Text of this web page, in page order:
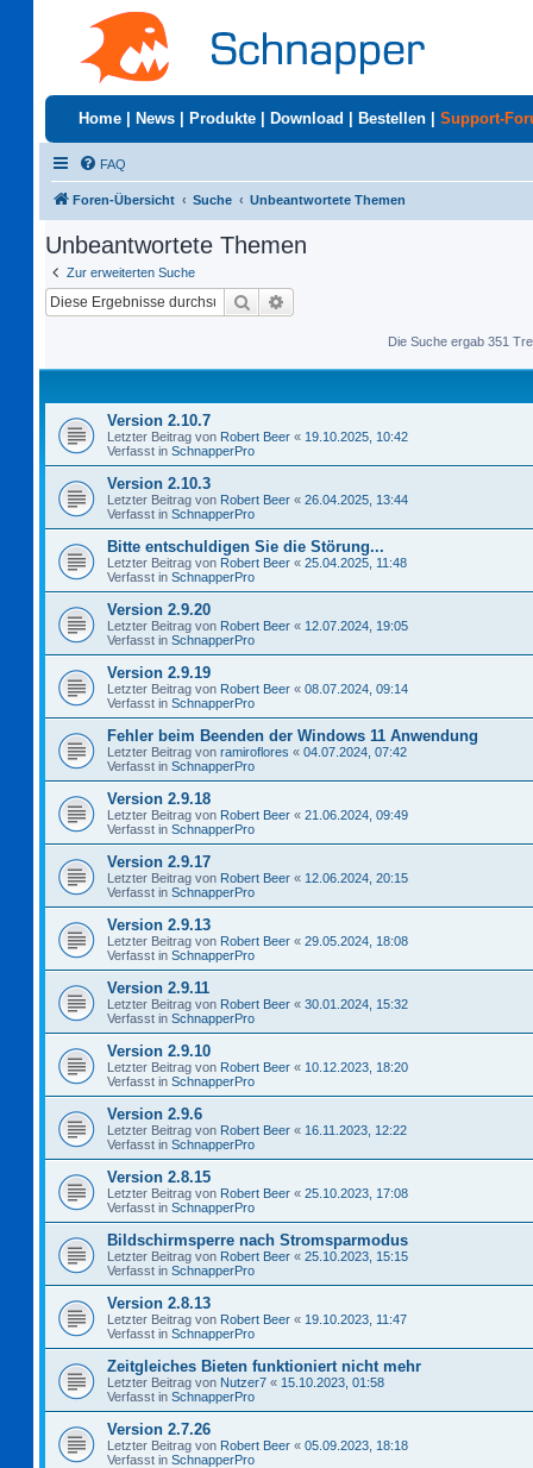
Home News Produkte Download Bestellen Support-
FAQ
Foren-Übersicht Suche Unbeantwortete Themen
Unbeantwortete Themen
Zur erweiterten Suche
Suche
Die Suche ergab 351
Version 2.10.7
Letzter Beitrag von Robert Beer « 19.10.2025, 10:42
Verfasst in SchnapperPro
Version 2.10.3
Letzter Beitrag von Robert Beer « 26.04.2025, 13:44
Verfasst in SchnapperPro
Bitte entschuldigen Sie die Störung...
Letzter Beitrag von Robert Beer « 25.04.2025, 11:48
Verfasst in SchnapperPro
Version 2.9.20
Letzter Beitrag von Robert Beer « 12.07.2024, 19:05
Verfasst in SchnapperPro
Version 2.9.19
Letzter Beitrag von Robert Beer « 08.07.2024, 09:14
Verfasst in SchnapperPro
Fehler beim Beenden der Windows 11 Anwendung
Letzter Beitrag von ramiroflores « 04.07.2024, 07:42
Verfasst in SchnapperPro
Version 2.9.18
Letzter Beitrag von Robert Beer « 21.06.2024, 09:49
Verfasst in SchnapperPro
Version 2.9.17
Letzter Beitrag von Robert Beer « 12.06.2024, 20:15
Verfasst in SchnapperPro
Version 2.9.13
Letzter Beitrag von Robert Beer « 29.05.2024, 18:08
Verfasst in SchnapperPro
Version 2.9.11
Letzter Beitrag von Robert Beer « 30.01.2024, 15:32
Verfasst in SchnapperPro
Version 2.9.10
Letzter Beitrag von Robert Beer « 10.12.2023, 18:20
Verfasst in SchnapperPro
Version 2.9.6
Letzter Beitrag von Robert Beer « 16.11.2023, 12:22
Verfasst in SchnapperPro
Version 2.8.15
Letzter Beitrag von Robert Beer « 25.10.2023, 17:08
Verfasst in SchnapperPro
Bildschirmsperre nach Stromsparmodus
Letzter Beitrag von Robert Beer « 25.10.2023, 15:15
Verfasst in SchnapperPro
Version 2.8.13
Letzter Beitrag von Robert Beer « 19.10.2023, 11:47
Verfasst in SchnapperPro
Zeitgleiches Bieten funktioniert nicht mehr
Letzter Beitrag von Nutzer7 « 15.10.2023, 01:58
Verfasst in SchnapperPro
Version 2.7.26
Letzter Beitrag von Robert Beer « 05.09.2023, 18:18
Verfasst in SchnapperPro